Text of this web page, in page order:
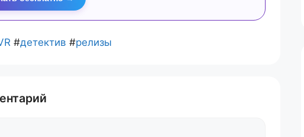
#детектив #релизы